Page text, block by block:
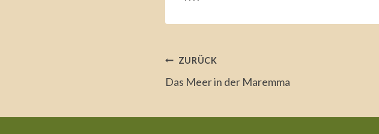
Beitragsnavigation
ZURÜCK
Das Meer in der Maremma